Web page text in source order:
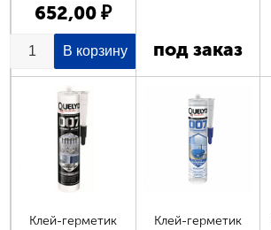
652,00 ₽
под заказ
Клей-герметик
Клей-герметик
Страницы